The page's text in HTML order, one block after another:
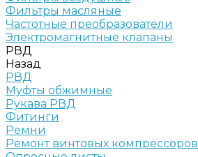
Фильтры масляные
Частотные преобразователи
Электромагнитные клапаны
РВД
Назад
РВД
Муфты обжимные
Рукава РВД
Фитинги
Ремни
Ремонт винтовых компрессоров